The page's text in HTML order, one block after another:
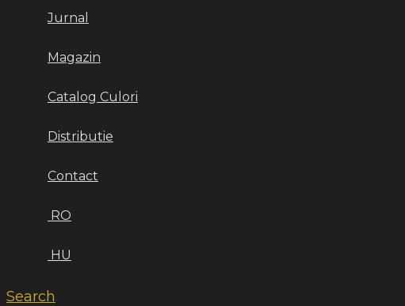
Jurnal
Magazin
Catalog Culori
Distributie
Contact
RO
HU
Search